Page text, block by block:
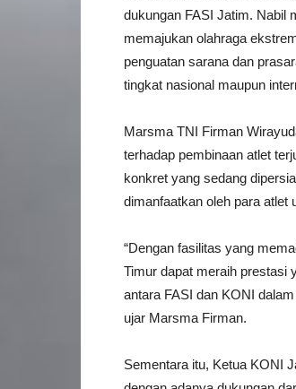
dukungan FASI Jatim. Nabil
memajukan olahraga
penguatan sarana dan
tingkat nasional maupun
Marsma TNI Firman
terhadap pembinaan atlet
konkret yang sedang
dimanfaatkan oleh para atlet
“Dengan fasilitas yang
Timur dapat meraih prestasi
antara FASI dan KONI
ujar Marsma Firman.
Sementara itu, Ketua KONI